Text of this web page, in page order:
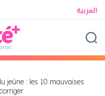
العربية
jeûne : les 10 mauvaises